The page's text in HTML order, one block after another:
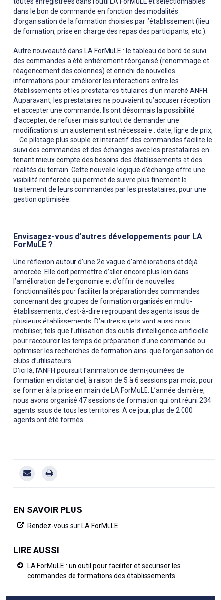
toutes enregistrées dans l’outil LA ForMuLE et sélectionnables
dans le bon de commande en fonction des modalités
d’organisation de la formation choisies par l’établissement (lieu
de formation, prise en charge des repas des participants, etc.).
Autre nouveauté dans LA ForMuLE : le tableau de bord de suivi
des commandes a été entièrement réorganisé (renommage et
réagencement des colonnes) et enrichi de nouvelles
informations pour améliorer les interactions entre les
établissements et les prestataires titulaires d’un marché ANFH.
Auparavant, les prestataires ne pouvaient qu’accuser réception
et accepter une commande. Ils ont désormais la possibilité
d’accepter, de refuser mais surtout de demander une
modification si un ajustement est nécessaire : date, ligne de prix,
… Ce pilotage plus souple et interactif des commandes facilite le
suivi des commandes et des échanges avec les prestataires en
tenant mieux compte des besoins des établissements et des
réalités du terrain. Cette nouvelle logique d’échange offre une
visibilité renforcée qui permet de suivre plus finement le
traitement de leurs commandes par les prestataires, pour une
gestion optimisée.
Envisagez-vous d’autres développements pour LA
ForMuLE ?
Une réflexion autour d’une 2e vague d’améliorations et déjà
amorcée. Elle doit permettre d’aller encore plus loin dans
l’amélioration de l’ergonomie et d’offrir de nouvelles
fonctionnalités pour faciliter la préparation des commandes
concernant des groupes de formation organisés en multi-
établissements, c’est-à-dire regroupant des agents issus de
plusieurs établissements. D’autres sujets vont aussi nous
mobiliser, tels que l’utilisation des outils d’intelligence artificielle
pour raccourcir les temps de préparation d’une commande ou
optimiser les recherches de formation ainsi que l’organisation de
clubs d’utilisateurs.
D’ici là, l’ANFH poursuit l’animation de demi-journées de
formation en distanciel, à raison de 5 à 6 sessions par mois, pour
se former à la prise en main de LA ForMuLE. L’année dernière,
nous avons organisé 47 sessions de formation qui ont réuni 234
agents issus de tous les territoires. A ce jour, plus de 2 000
agents ont été formés.
EN SAVOIR PLUS
Rendez-vous sur LA ForMuLE
LIRE AUSSI
LA ForMuLE : un outil pour faciliter et sécuriser les
commandes de formations des établissements